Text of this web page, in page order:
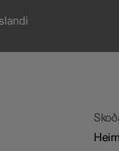
Heim